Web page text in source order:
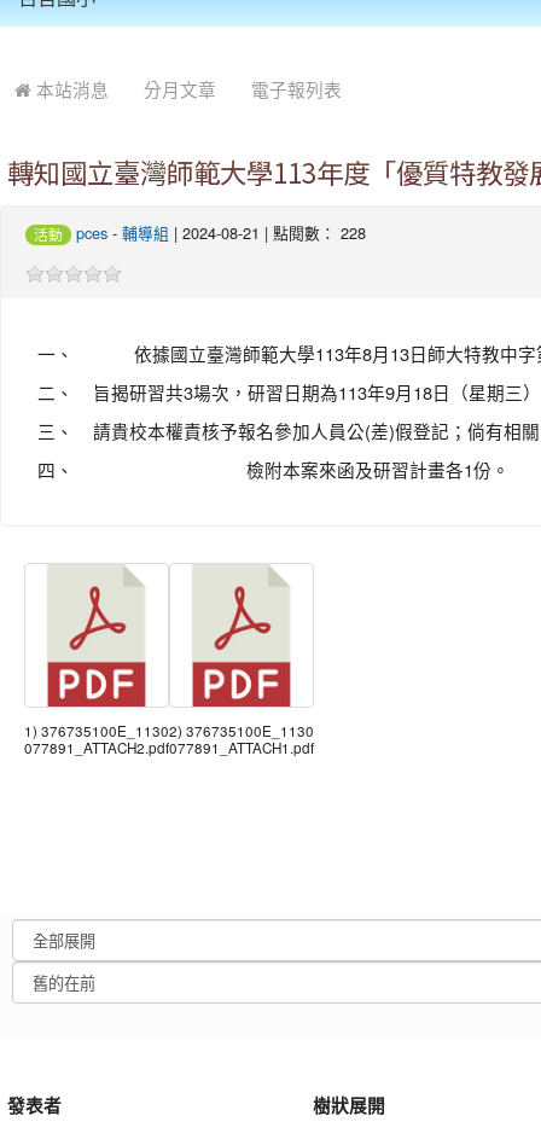
本站消息 分月文章 電子報列表
轉知國立臺灣師範大學113年度「優質特教
活動 pces - 輔導組 | 2024-08-21 | 點閱數： 228
一、
依據國立臺灣師範大學113年8月13日師大特教中
二、
旨揭研習共3場次，研習日期為113年9月18日（星期三
三、
請貴校本權責核予報名參加人員公(差)假登記；倘有相
四、
檢附本案來函及研習計畫各1份。
1) 376735100E_1130
077891_ATTACH2.pdf
2) 376735100E_1130
077891_ATTACH1.pdf
發表者 樹狀展開